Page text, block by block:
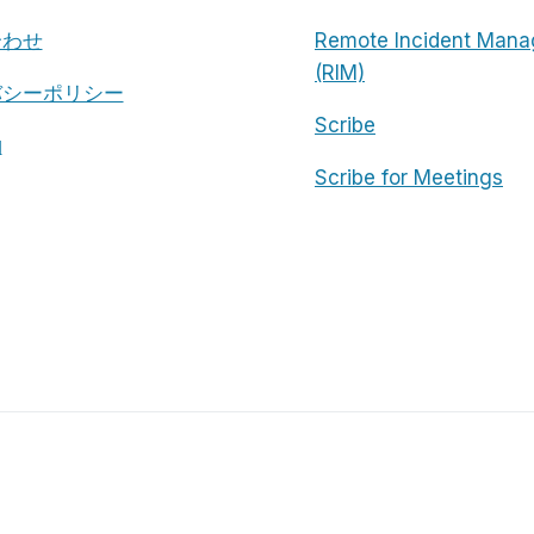
せ
ーポリシー
Remote Incident
(RIM)
Scribe
Scribe for Meetings